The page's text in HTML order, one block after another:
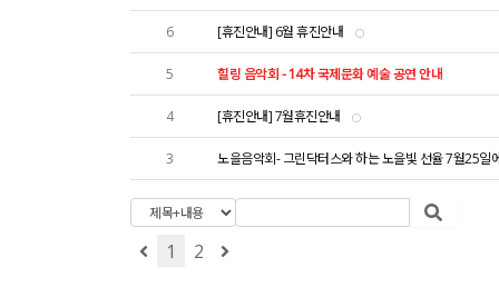
6 [휴진안내] 6월 휴진안내
5 힐링 음악회 - 14차 국제문화 예술 공연 안내
4 [휴진안내] 7월휴진안내
3 노을음악회- 그린닥터스와 하는 노을빛 선율 7월25일
1 2